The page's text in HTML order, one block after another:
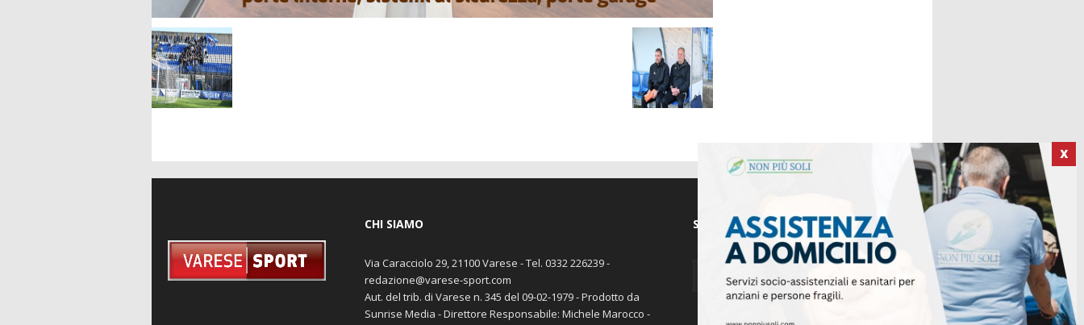
X
CHI SIAMO
Via Caracciolo 29, 21100 Varese - Tel. 0332 226239 -
redazione@varese-sport.com
Aut. del trib. di Varese n. 345 del 09-02-1979 - Prodotto da
Sunrise Media - Direttore Responsabile: Michele Marocco -
SEGUICI